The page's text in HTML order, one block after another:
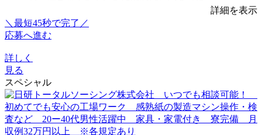
詳細を表示
＼最短45秒で完了／
応募へ進む
詳しく
見る
スペシャル